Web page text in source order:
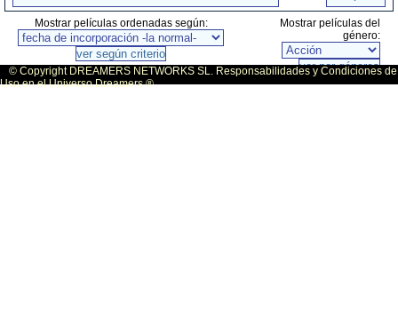
Mostrar películas ordenadas según:
Mostrar películas del
género:
© Copyright DREAMERS NETWORKS SL. Responsabilidades y Condiciones de
Uso en el Universo Dreamers ®